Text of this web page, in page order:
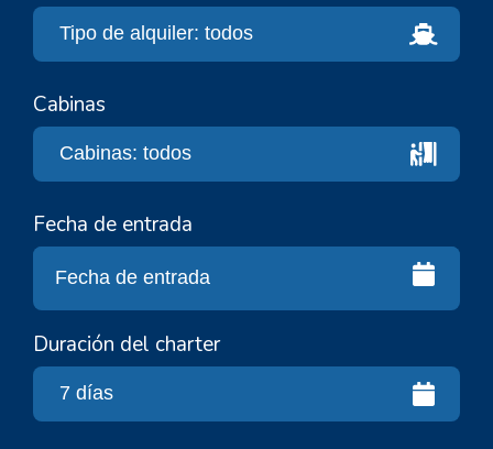
Cabinas
Fecha de entrada
Duración del charter